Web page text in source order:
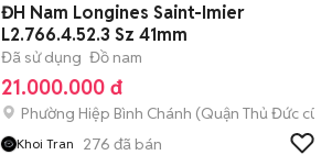
ĐH Nam Longines Saint-Imier
L2.766.4.52.3 Sz 41mm
Đã sử dụng Đồ nam
21.000.000 đ
Phường Hiệp Bình Chánh (Quận Thủ Đức cũ)
Khoi Tran 276 đã bán